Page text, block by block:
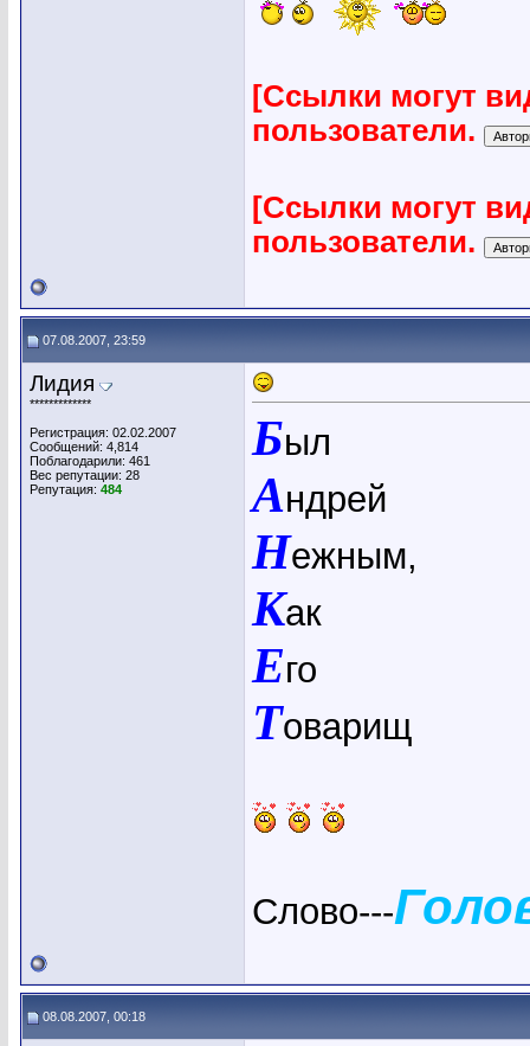
[Ссылки могут
пользователи.
[Ссылки могут
пользователи.
07.08.2007, 23:59
Лидия
*************
Регистрация: 02.02.2007
Сообщений: 4,814
Поблагодарили: 461
Вес репутации: 28
Репутация: 484
Был
Андрей
Нежным,
Как
Его
Товарищ
Слово---
08.08.2007, 00:18